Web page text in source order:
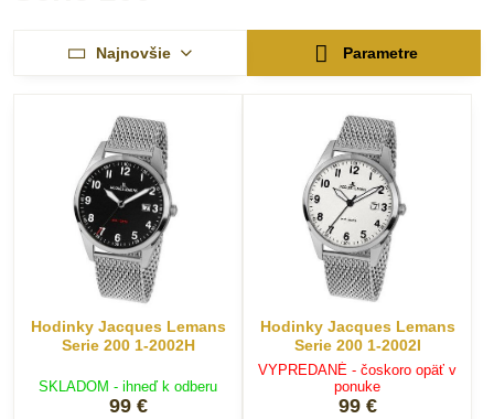
Najnovšie Parametre
Hodinky Jacques Lemans
Serie 200 1-2002H
SKLADOM - ihneď k odberu
99 €
Hodinky Jacques Lemans
Serie 200 1-2002I
VYPREDANÉ - čoskoro opäť v
ponuke
99 €